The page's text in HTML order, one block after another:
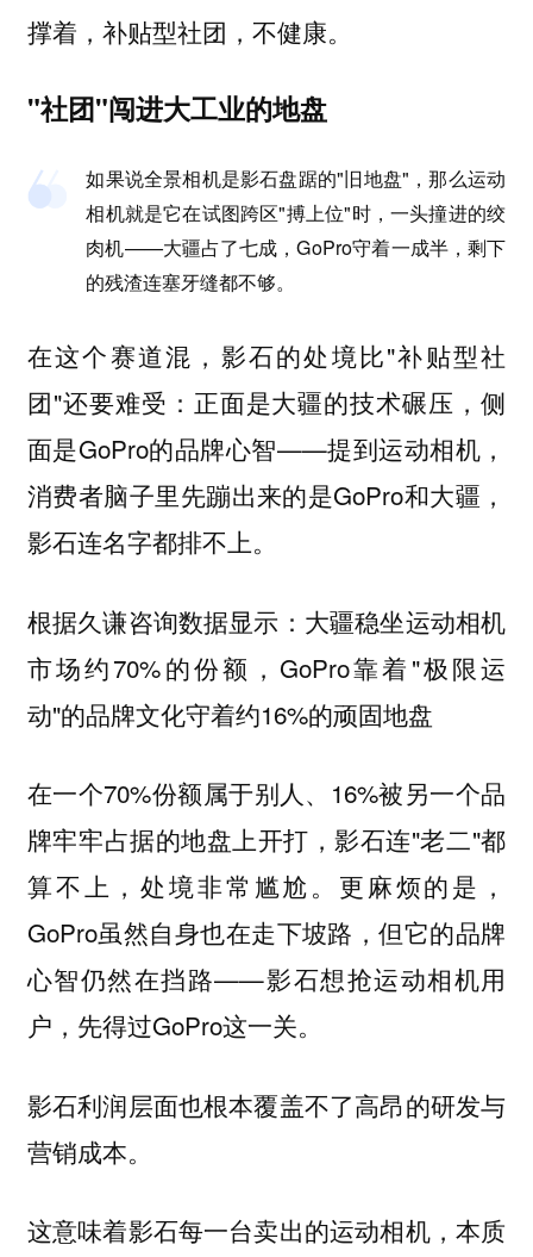
撑着，补贴型社团，不健康。
"社团"闯进大工业的地盘
如果说全景相机是影石盘踞的"旧地盘"，那么运动
相机就是它在试图跨区"搏上位"时，一头撞进的绞
肉机——大疆占了七成，GoPro守着一成半，剩下
的残渣连塞牙缝都不够。
在这个赛道混，影石的处境比"补贴型社
团"还要难受：正面是大疆的技术碾压，侧
面是GoPro的品牌心智——提到运动相机，
消费者脑子里先蹦出来的是GoPro和大疆，
影石连名字都排不上。
根据久谦咨询数据显示：大疆稳坐运动相机
市场约70%的份额，GoPro靠着"极限运
动"的品牌文化守着约16%的顽固地盘
在一个70%份额属于别人、16%被另一个品
牌牢牢占据的地盘上开打，影石连"老二"都
算不上，处境非常尴尬。更麻烦的是，
GoPro虽然自身也在走下坡路，但它的品牌
心智仍然在挡路——影石想抢运动相机用
户，先得过GoPro这一关。
影石利润层面也根本覆盖不了高昂的研发与
营销成本。
这意味着影石每一台卖出的运动相机，本质